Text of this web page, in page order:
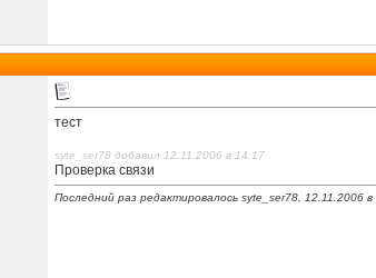
тест
syte_ser78 добавил 12.11.2006 в 14:17
Проверка связи
Последний раз редактировалось syte_ser78, 12.11.2006 в